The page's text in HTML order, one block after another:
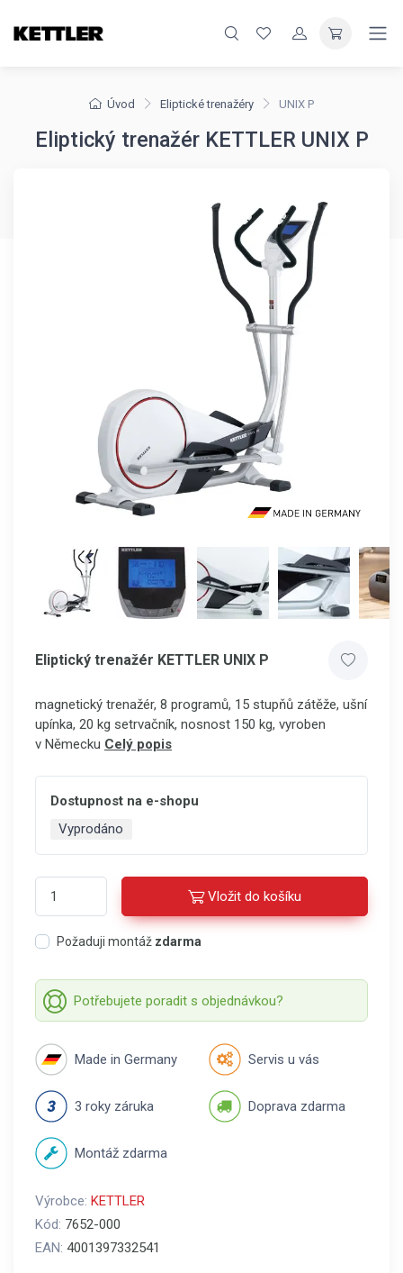
Úvod Eliptické trenažéry UNIX P
Eliptický trenažér KETTLER UNIX P
Eliptický trenažér KETTLER UNIX P
magnetický trenažér, 8 programů, 15 stupňů zátěže, ušní
upínka, 20 kg setrvačník, nosnost 150 kg, vyroben
v Německu Celý popis
Dostupnost na e-shopu
Vyprodáno
Vložit do košíku
Požaduji montáž zdarma
Potřebujete poradit s objednávkou?
Made in Germany Servis u vás
3 roky záruka Doprava zdarma
Montáž zdarma
Výrobce: KETTLER
Kód: 7652-000
EAN: 4001397332541